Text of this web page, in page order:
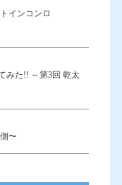
インコンロ
みた!! ～第3回 乾太
〜